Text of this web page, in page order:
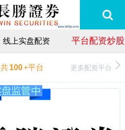
线上实盘配资 平台配资炒股
共100+平台 更多配资平台